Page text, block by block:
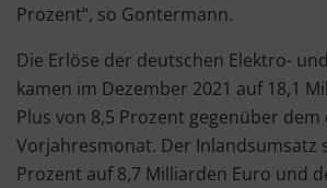
Prozent“, so Gontermann.
Die Erlöse der deutschen Elektro-
kamen im Dezember 2021 auf 18,1
Plus von 8,5 Prozent gegenüber
Vorjahresmonat. Der Inlandsumsatz
Prozent auf 8,7 Milliarden Euro und